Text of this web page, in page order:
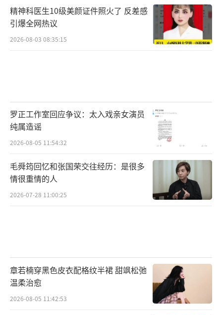
精神科医生10级美颜证件照火了 反差感
引爆全网热议
2026-08-03 08:35:15
罗正工作室回应争议：太入戏亲女演员
纯属造谣
2026-08-05 11:54:32
毛舜筠回忆和张国荣交往经历：是很多
情很重情的人
2026-07-28 11:00:25
章若楠穿黑色皮衣配格纹半裙 甜飒松弛
温柔治愈
2026-08-05 11:42:53